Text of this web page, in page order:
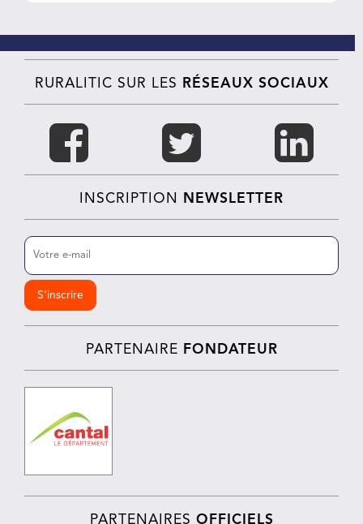
RURALITIC SUR LES RÉSEAUX SOCIAUX
INSCRIPTION NEWSLETTER
E-
mail
(Nécessaire)
PARTENAIRE FONDATEUR
PARTENAIRES OFFICIELS